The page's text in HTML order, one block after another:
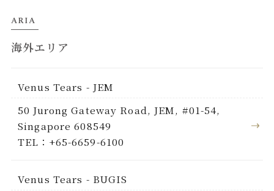
ARIA
海外エリア
Venus Tears - JEM
50 Jurong Gateway Road, JEM, #01-54,
Singapore 608549
TEL：+65-6659-6100
Venus Tears - BUGIS